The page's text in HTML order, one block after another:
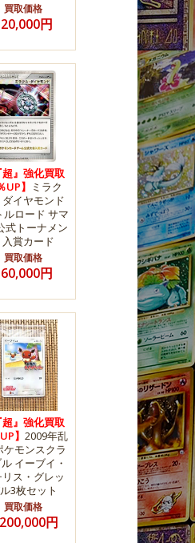
買取価格
円
超』強化買取
UP】 ミラク
ダイヤモンド
ルロード サマ
式トーナメン
入賞カード
買取価格
円
超』強化買取
】 2009年乱
ケモンスクラ
イーブイ・
ス・グレッ
3枚セット
買取価格
円